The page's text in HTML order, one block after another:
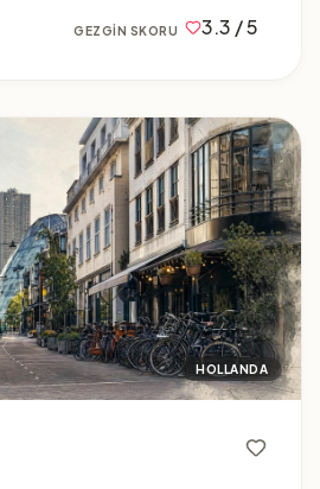
GEZGIN SKORU 3.3 / 5
HOLLANDA